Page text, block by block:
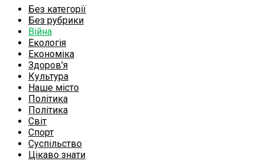
Без категорії
Без рубрики
Війна
Екологія
Економіка
Здоров'я
Культура
Наше місто
Політика
Політика
Світ
Спорт
Суспільство
Цікаво знати